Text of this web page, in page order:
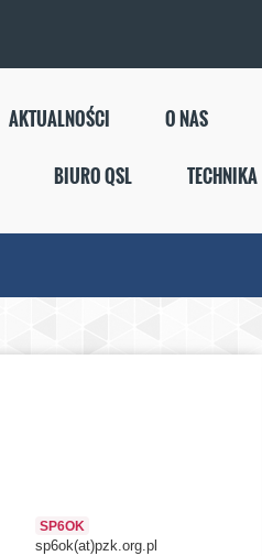
AKTUALNOŚCI O NAS
BIURO QSL TECHNIKA
SP6OK
sp6ok(at)pzk.org.pl